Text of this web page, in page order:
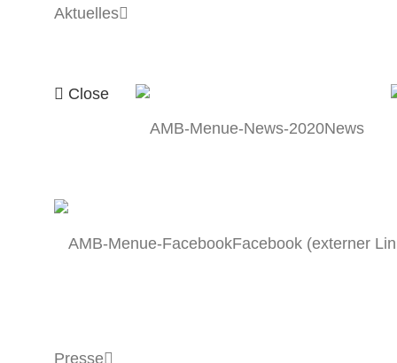
Aktuelles
Close
News
Facebook (externer
Presse